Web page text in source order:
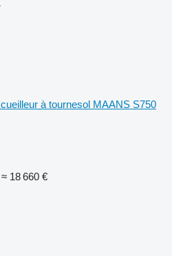
cueilleur à tournesol МААNS S750
≈ 18 660 €